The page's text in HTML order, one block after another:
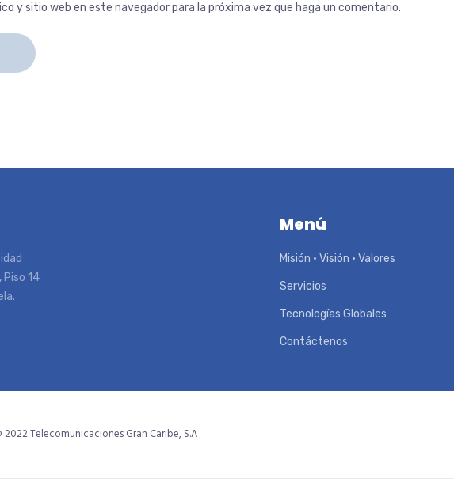
y sitio web en este navegador para la próxima vez que haga un comentario.
Piso 14
Menú
Misión • Visión • Valores
Servicios
Tecnologías Globales
Contáctenos
Telecomunicaciones Gran Caribe, S.A